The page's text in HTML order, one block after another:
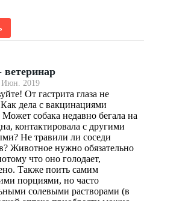
ветеринар
Июн. 2019
От гастрита глаза не
Как дела с вакцинациями
Может собака недавно бегала на
контактировала с другими
Не травили ли соседи
Животное нужно обязательно
что оно голодает,
Также поить самим
порциями, но часто
солевыми растворами (в